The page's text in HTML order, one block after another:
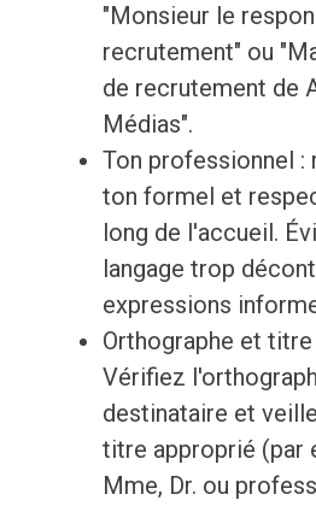
"Monsieur le
recrutement" ou
de recrutement de
Médias".
Ton professionnel :
ton formel et
long de l'accueil.
langage trop
expressions
Orthographe et
Vérifiez
destinataire et
titre approprié (par
Mme, Dr. ou